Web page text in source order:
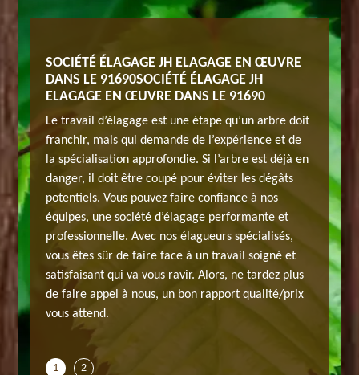
À
et
à
En
SOCIÉTÉ ÉLAGAGE JH ELAGAGE EN ŒUVRE
DANS LE 91690SOCIÉTÉ ÉLAGAGE JH
ELAGAGE EN ŒUVRE DANS LE 91690
Le travail d’élagage est une étape qu’un arbre doit
franchir, mais qui demande de l’expérience et de
la spécialisation approfondie. Si l’arbre est déjà en
danger, il doit être coupé pour éviter les dégâts
potentiels. Vous pouvez faire confiance à nos
équipes, une société d’élagage performante et
professionnelle. Avec nos élagueurs spécialisés,
vous êtes sûr de faire face à un travail soigné et
satisfaisant qui va vous ravir. Alors, ne tardez plus
de faire appel à nous, un bon rapport qualité/prix
vous attend.
vous
votre
plus
ne
JH
91690.
de bon
1 2